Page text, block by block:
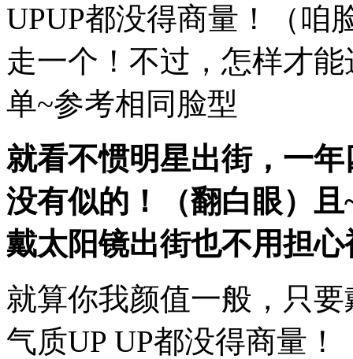
UPUP都没得商量！（咱
走一个！不过，怎样才
单~参考相同脸型
就看不惯明星出街，一
没有似的！（翻白眼）
戴太阳镜出街也不用担
就算你我颜值一般，只
气质UP UP都没得商量